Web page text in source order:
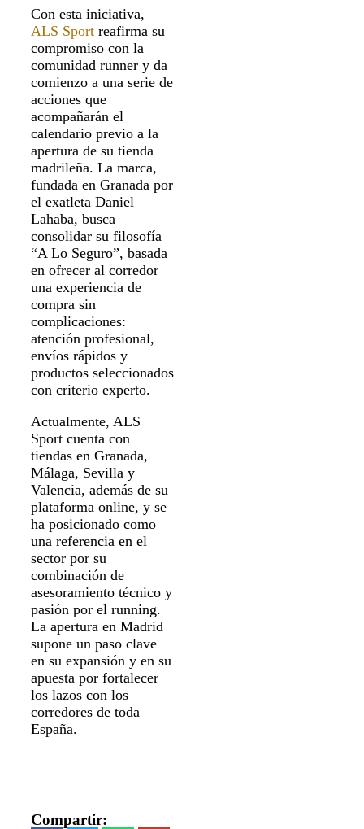
Con esta iniciativa,
ALS Sport reafirma su
compromiso con la
comunidad runner y da
comienzo a una serie de
acciones que
acompañarán el
calendario previo a la
apertura de su tienda
madrileña. La marca,
fundada en Granada por
el exatleta Daniel
Lahaba, busca
consolidar su filosofía
“A Lo Seguro”, basada
en ofrecer al corredor
una experiencia de
compra sin
complicaciones:
atención profesional,
envíos rápidos y
productos seleccionados
con criterio experto.
Actualmente, ALS
Sport cuenta con
tiendas en Granada,
Málaga, Sevilla y
Valencia, además de su
plataforma online, y se
ha posicionado como
una referencia en el
sector por su
combinación de
asesoramiento técnico y
pasión por el running.
La apertura en Madrid
supone un paso clave
en su expansión y en su
apuesta por fortalecer
los lazos con los
corredores de toda
España.
Compartir: